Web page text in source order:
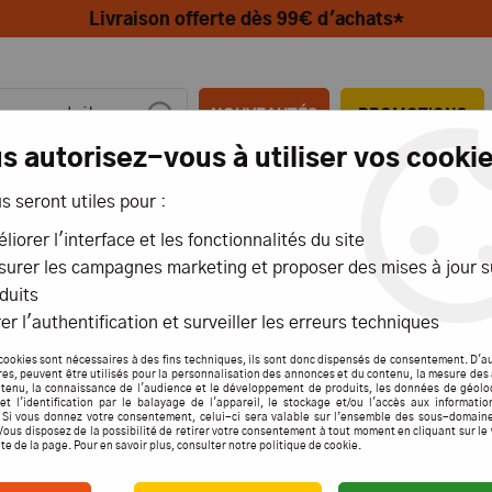
Livraison offerte dès 99€ d'achats*
NOUVEAUTÉS PROMOTIONS
DE LA MARQUE
Aucune
autorisez-vous à utiliser vos
seront utiles pour :
l'interface et les fonctionnalités du site
les campagnes marketing et proposer des mises à jour
l'authentification et surveiller les erreurs techniques
sont nécessaires à des fins techniques, ils sont donc dispensés de consentement.
peuvent être utilisés pour la personnalisation des annonces et du contenu, la mesure des
la connaissance de l'audience et le développement de produits, les données de
l'identification par le balayage de l'appareil, le stockage et/ou l'accès aux
vous donnez votre consentement, celui-ci sera valable sur l’ensemble des sous-
disposez de la possibilité de retirer votre consentement à tout moment en cliquant sur le
de la page. Pour en savoir plus, consulter notre politique de cookie.